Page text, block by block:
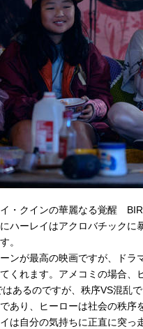
・クインの華麗なる覚醒
ハーレイはアクロバチックに
。
ンが最高の映画ですが、ドラ
くれます。アメコミの場合、
あるのですが、秩序VS混乱
あり、ヒーローは社会の秩序
は自分の気持ちに正直に突っ